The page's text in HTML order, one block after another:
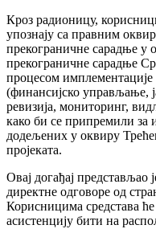
Кроз радионицу,
упознају са правним
прекограничне сарадње
прекограничне сарадње
процесом имплементације
(финансијско управљање,
ревизија, мониторинг,
како би се припремили за
додељених у оквиру
пројеката.
Овај догађај
директне одговоре од
Корисницима средстава
асистенцију бити на